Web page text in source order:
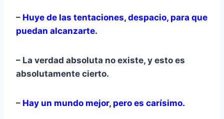
– Huye de las tentaciones, despacio, para que
puedan alcanzarte.
– La verdad absoluta no existe, y esto es
absolutamente cierto.
– Hay un mundo mejor, pero es carísimo.